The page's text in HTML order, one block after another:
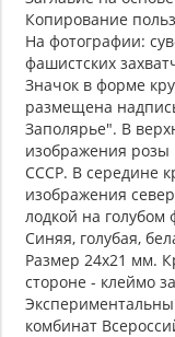
Копирование
На фотографии:
фашистских
Значок в форме
размещена
Заполярье". В
изображения розы
СССР. В середине
изображения
лодкой на
Синяя, голубая,
Размер 24х21 мм.
стороне - клеймо
комбинат